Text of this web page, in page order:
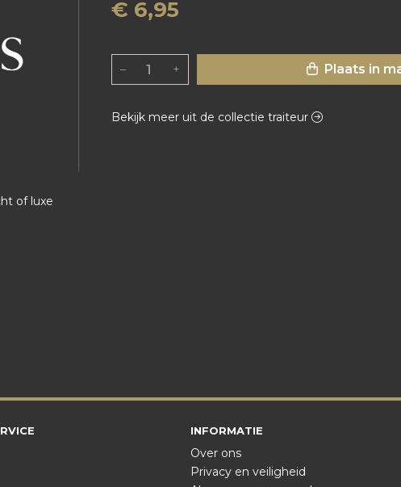
of luxe
€ 6,95
– + Plaats in
Bekijk meer uit de collectie traiteur
INFORMATIE
Over ons
Privacy en veiligheid